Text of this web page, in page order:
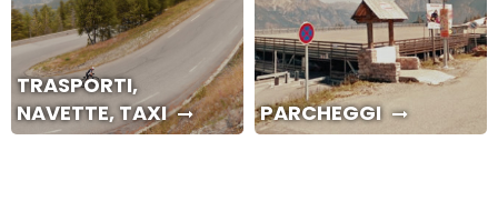
TRASPORTI,
NAVETTE, TAXI
PARCHEGGI